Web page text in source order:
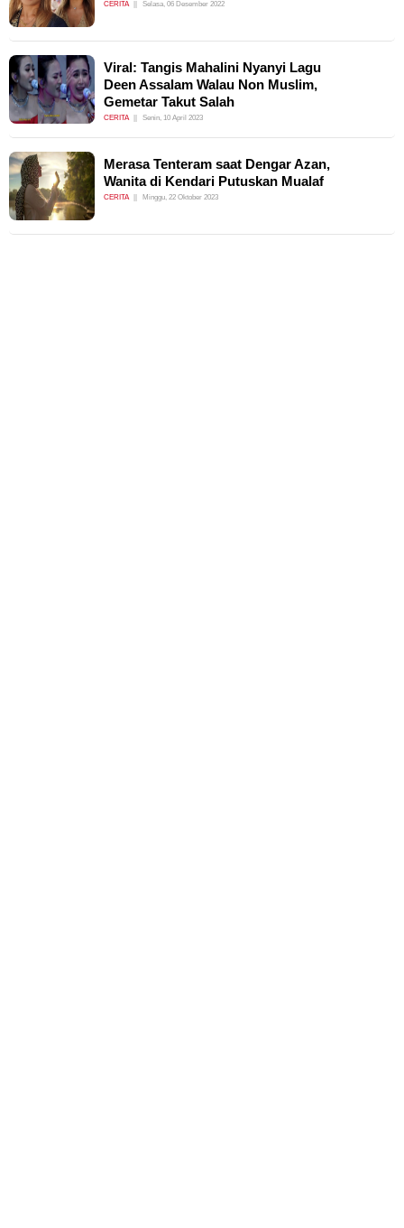
CERITA Selasa, 06 Desember 2022
Viral: Tangis Mahalini Nyanyi Lagu
Deen Assalam Walau Non Muslim,
Gemetar Takut Salah
CERITA Senin, 10 April 2023
Merasa Tenteram saat Dengar Azan,
Wanita di Kendari Putuskan Mualaf
CERITA Minggu, 22 Oktober 2023